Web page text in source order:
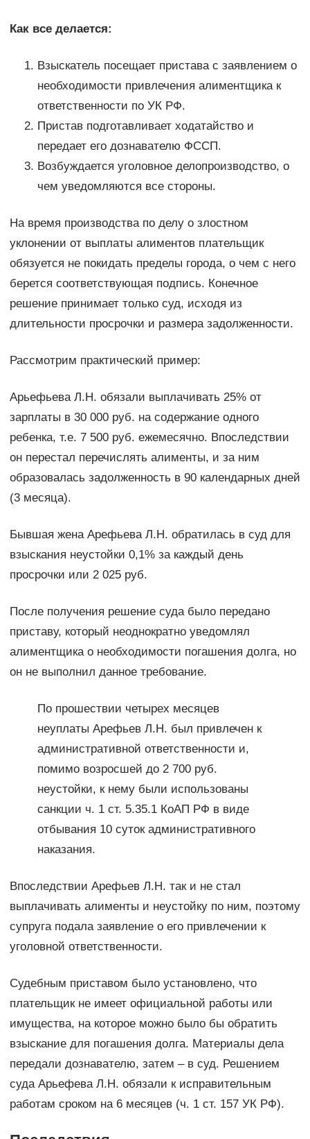
Как все делается:
Взыскатель посещает пристава с заявлением о
необходимости привлечения алиментщика к
ответственности по УК РФ.
Пристав подготавливает ходатайство и
передает его дознавателю ФССП.
Возбуждается уголовное делопроизводство, о
чем уведомляются все стороны.
На время производства по делу о злостном
уклонении от выплаты алиментов плательщик
обязуется не покидать пределы города, о чем с него
берется соответствующая подпись. Конечное
решение принимает только суд, исходя из
длительности просрочки и размера задолженности.
Рассмотрим практический пример:
Арьефьева Л.Н. обязали выплачивать 25% от
зарплаты в 30 000 руб. на содержание одного
ребенка, т.е. 7 500 руб. ежемесячно. Впоследствии
он перестал перечислять алименты, и за ним
образовалась задолженность в 90 календарных дней
(3 месяца).
Бывшая жена Арефьева Л.Н. обратилась в суд для
взыскания неустойки 0,1% за каждый день
просрочки или 2 025 руб.
После получения решение суда было передано
приставу, который неоднократно уведомлял
алиментщика о необходимости погашения долга, но
он не выполнил данное требование.
По прошествии четырех месяцев
неуплаты Арефьев Л.Н. был привлечен к
административной ответственности и,
помимо возросшей до 2 700 руб.
неустойки, к нему были использованы
санкции ч. 1 ст. 5.35.1 КоАП РФ в виде
отбывания 10 суток административного
наказания.
Впоследствии Арефьев Л.Н. так и не стал
выплачивать алименты и неустойку по ним, поэтому
супруга подала заявление о его привлечении к
уголовной ответственности.
Судебным приставом было установлено, что
плательщик не имеет официальной работы или
имущества, на которое можно было бы обратить
взыскание для погашения долга. Материалы дела
передали дознавателю, затем – в суд. Решением
суда Арьефева Л.Н. обязали к исправительным
работам сроком на 6 месяцев (ч. 1 ст. 157 УК РФ).